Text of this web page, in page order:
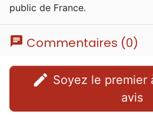
public de France.
chat Commentaires (0)
edit
avis